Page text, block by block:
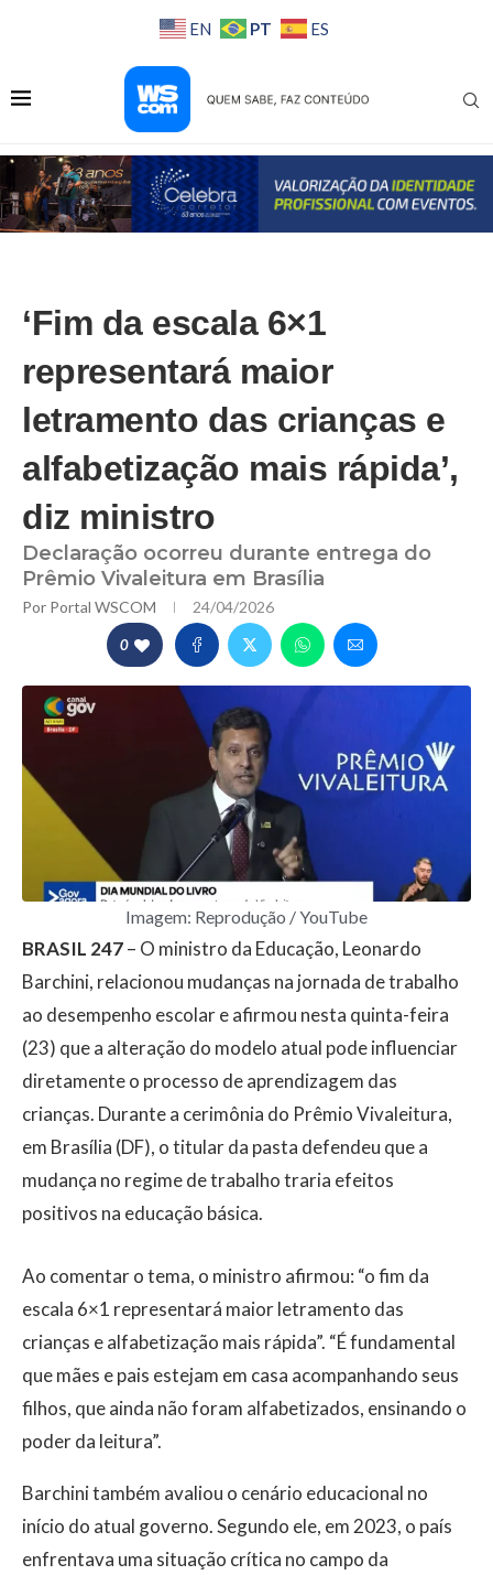
EN PT ES
‘Fim da escala 6×1
representará maior
letramento das crianças e
alfabetização mais rápida’,
diz ministro
Declaração ocorreu durante entrega do
Prêmio Vivaleitura em Brasília
Por Portal WSCOM 24/04/2026
0
Imagem: Reprodução / YouTube
BRASIL 247– O ministro da Educação, Leonardo
Barchini, relacionou mudanças na jornada de trabalho
ao desempenho escolar e afirmou nesta quinta-feira
(23) que a alteração do modelo atual pode influenciar
diretamente o processo de aprendizagem das
crianças. Durante a cerimônia do Prêmio Vivaleitura,
em Brasília (DF), o titular da pasta defendeu que a
mudança no regime de trabalho traria efeitos
positivos na educação básica.
Ao comentar o tema, o ministro afirmou: “o fim da
escala 6×1 representará maior letramento das
crianças e alfabetização mais rápida”. “É fundamental
que mães e pais estejam em casa acompanhando seus
filhos, que ainda não foram alfabetizados, ensinando o
poder da leitura”.
Barchini também avaliou o cenário educacional no
início do atual governo. Segundo ele, em 2023, o país
enfrentava uma situação crítica no campo da